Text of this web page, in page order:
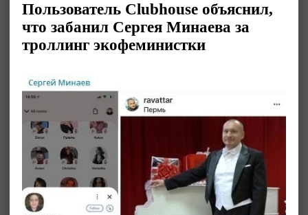
Пользователь Clubhouse объяснил,
что забанил Сергея Минаева за
троллинг экофеминистки